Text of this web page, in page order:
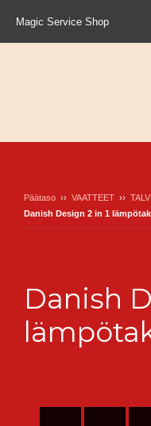
Magic Service Shop
Päätaso ›› VAATTEET ››
Danish Design 2 in 1
Danish